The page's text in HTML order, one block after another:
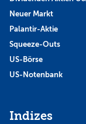
Neuer Markt
Palantir-Aktie
Squeeze-Outs
US-Börse
US-Notenbank
Indizes